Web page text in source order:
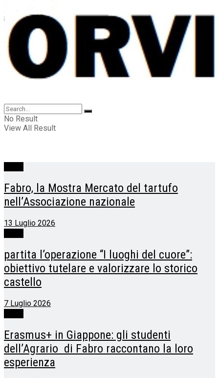
No Result
View All Result
Fabro, la Mostra Mercato del tartufo
nell’Associazione nazionale
13 Luglio 2026
partita l’operazione “I luoghi del cuore”:
obiettivo tutelare e valorizzare lo storico
castello
7 Luglio 2026
Erasmus+ in Giappone: gli studenti
dell’Agrario di Fabro raccontano la loro
esperienza